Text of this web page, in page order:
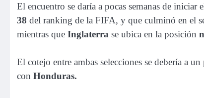
El encuentro se daría a pocas semanas de
38 del ranking de la FIFA, y que culminó en el
mientras que Inglaterra se ubica en la posición
El cotejo entre ambas selecciones se debería a
con Honduras.